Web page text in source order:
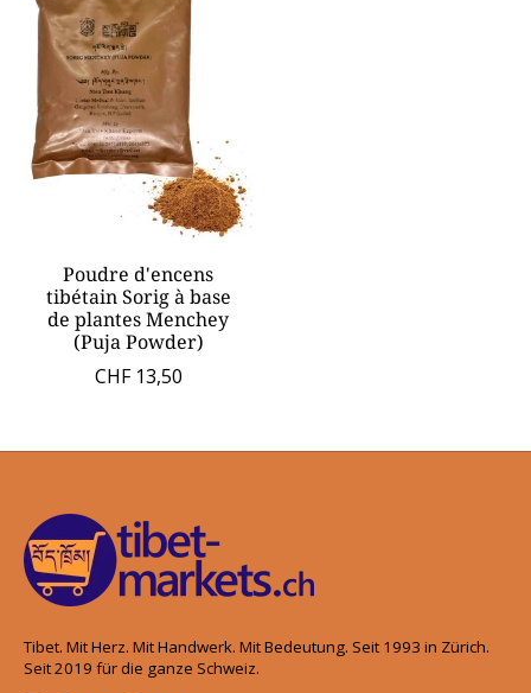
Poudre d'encens
tibétain Sorig à base
de plantes Menchey
(Puja Powder)
CHF 13,50
Tibet. Mit Herz. Mit Handwerk. Mit Bedeutung. Seit 1993 in Zürich.
Seit 2019 für die ganze Schweiz.